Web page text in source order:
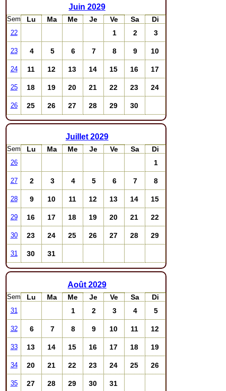
Juin 2029
Sem Lu Ma Me Je Ve Sa Di
22 1 2 3
23 4 5 6 7 8 9 10
24 11 12 13 14 15 16 17
25 18 19 20 21 22 23 24
26 25 26 27 28 29 30
Juillet 2029
Sem Lu Ma Me Je Ve Sa Di
26 1
27 2 3 4 5 6 7 8
28 9 10 11 12 13 14 15
29 16 17 18 19 20 21 22
30 23 24 25 26 27 28 29
31 30 31
Août 2029
Sem Lu Ma Me Je Ve Sa Di
31 1 2 3 4 5
32 6 7 8 9 10 11 12
33 13 14 15 16 17 18 19
34 20 21 22 23 24 25 26
35 27 28 29 30 31